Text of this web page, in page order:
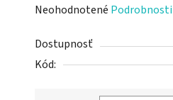
Priemerné
produktu
je
Neohodnotené
Dostupnosť
Kód: